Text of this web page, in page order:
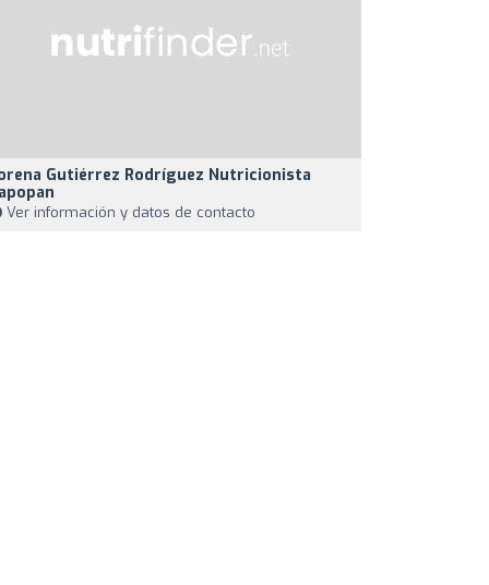
Gutiérrez Rodríguez Nutricionista
Ver información y datos de contacto